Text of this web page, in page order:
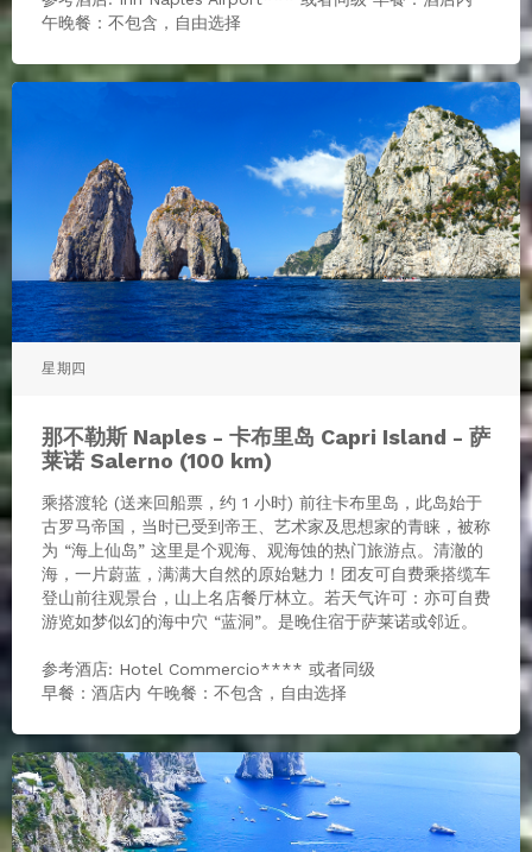
午晚餐：不包含，自由选择
星期四
那不勒斯 Naples - 卡布里岛 Capri Island - 萨
莱诺 Salerno (100 km)
乘搭渡轮 (送来回船票，约 1 小时) 前往卡布里岛，此岛始于
古罗马帝国，当时已受到帝王、艺术家及思想家的青睐，被称
为 “海上仙岛” 这里是个观海、观海蚀的热门旅游点。清澈的
海，一片蔚蓝，满满大自然的原始魅力！团友可自费乘搭缆车
登山前往观景台，山上名店餐厅林立。若天气许可：亦可自费
游览如梦似幻的海中穴 “蓝洞”。是晚住宿于萨莱诺或邻近。
参考酒店: Hotel Commercio**** 或者同级
早餐：酒店内 午晚餐：不包含，自由选择